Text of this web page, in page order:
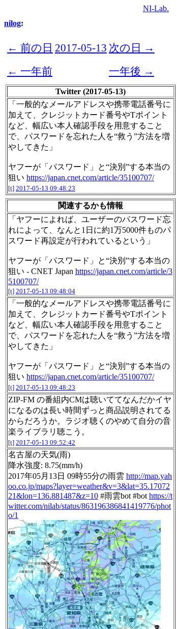
NI-Lab.
nilog:
← 前の日 2017-05-13 次の日 →
← 一年前
一年後 →
Twitter (2017-05-13)
「一般的なメールアドレスや携帯電話番号に
加えて、クレジットカード番号やTポイント
など、幅広い本人確認手段を用意すること
で、パスワードを忘れた人を“救う”方法を増
やしてきた」
ヤフーが「パスワード」と“決別”する本当の
狙い https://japan.cnet.com/article/35100707/
[t] 2017-05-13 09:48:23
関連するかも情報
「ヤフーによれば、ユーザーのパスワード忘
れによって、なんと1日に約1万5000件ものパ
スワード再設定が行われているという」
ヤフーが「パスワード」と“決別”する本当の
狙い - CNET Japan https://japan.cnet.com/article/3
5100707/
[t] 2017-05-13 09:48:04
「一般的なメールアドレスや携帯電話番号に
加えて、クレジットカード番号やTポイント
など、幅広い本人確認手段を用意すること
で、パスワードを忘れた人を“救う”方法を増
やしてきた」
ヤフーが「パスワード」と“決別”する本当の
狙い https://japan.cnet.com/article/35100707/
[t] 2017-05-13 09:48:23
ZIP-FM の番組内CMは聴いててなんだかイヤ
になるのは長い時間ずっと商品説明されてる
からだろうか。ラジオ聴くのやめて自分の音
楽ライブラリ聴こう。
[t] 2017-05-13 09:52:42
名古屋の天気(雨)
降水強度: 8.75(mm/h)
2017年05月13日 09時55分の雨雲 http://map.yah
oo.co.jp/maps?layer=weather&v=3&lat=35.17072
21&lon=136.881487&z=10 #雨雲bot #bothttps://t
witter.com/nilab/status/863196386841419776/phot
o/1